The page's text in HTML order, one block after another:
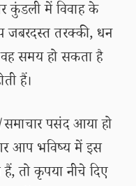
कुंडली में विवाह के
जबरदस्त तरक्की, धन
समय हो सकता है
हैं।
पसंद आया हो
आप भविष्य में इस
तो कृपया नीचे दिए